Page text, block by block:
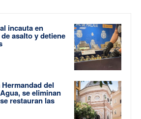
incauta en
asalto y detiene
del
se eliminan
restauran las